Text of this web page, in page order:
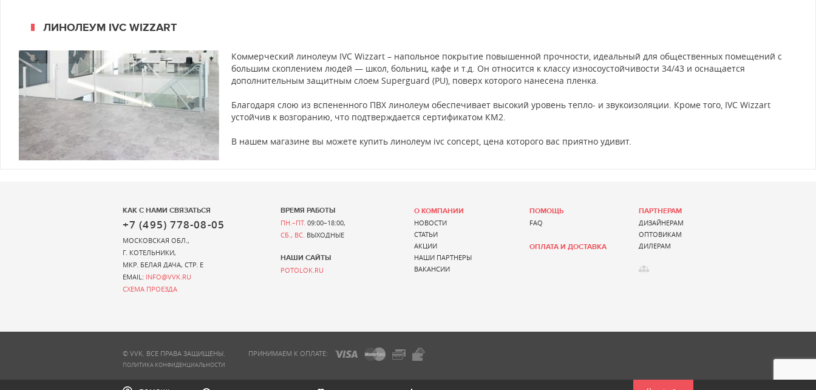
ЛИНОЛЕУМ IVC WIZZART
Коммерческий линолеум IVC Wizzart – напольное покрытие повышенной прочности, идеальный для общественных помещений с
большим скоплением людей — школ, больниц, кафе и т.д. Он относится к классу износоустойчивости 34/43 и оснащается
дополнительным защитным слоем Superguard (PU), поверх которого нанесена пленка.
Благодаря слою из вспененного ПВХ линолеум обеспечивает высокий уровень тепло- и звукоизоляции. Кроме того, IVC Wizzart
устойчив к возгоранию, что подтверждается сертификатом КМ2.
В нашем магазине вы можете купить линолеум ivc concept, цена которого вас приятно удивит.
КАК С НАМИ СВЯЗАТЬСЯ
+7 (495) 778-08-05
МОСКОВСКАЯ ОБЛ.,
Г. КОТЕЛЬНИКИ,
МКР. БЕЛАЯ ДАЧА, СТР. Е
EMAIL: INFO@VVK.RU
СХЕМА ПРОЕЗДА
ВРЕМЯ РАБОТЫ
ПН.–ПТ. 09:00–18:00,
СБ., ВС. ВЫХОДНЫЕ
НАШИ САЙТЫ
POTOLOK.RU
О КОМПАНИИ
НОВОСТИ
СТАТЬИ
АКЦИИ
НАШИ ПАРТНЕРЫ
ВАКАНСИИ
ПОМОЩЬ
FAQ
ОПЛАТА И ДОСТАВКА
ПАРТНЕРАМ
ДИЗАЙНЕРАМ
ОПТОВИКАМ
ДИЛЕРАМ
© VVK. ВСЕ ПРАВА ЗАЩИЩЕНЫ. ПРИНИМАЕМ К ОПЛАТЕ:
ПОЛИТИКА КОНФИДЕНЦИАЛЬНОСТИ